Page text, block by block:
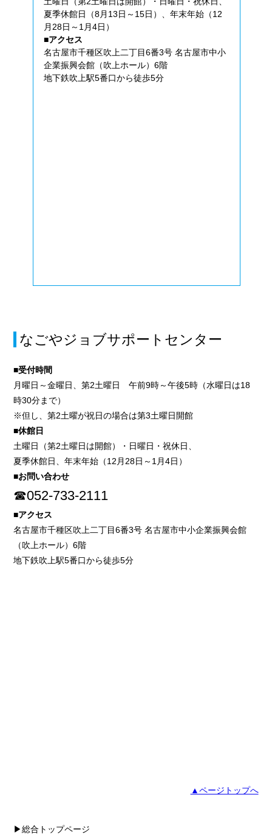
夏季休館日（8月13日～15日）、年末年始（12
月28日～1月4日）
■アクセス
名古屋市千種区吹上二丁目6番3号 名古屋市中小
企業振興会館（吹上ホール）6階
地下鉄吹上駅5番口から徒歩5分
なごやジョブサポートセンター
■受付時間
月曜日～金曜日、第2土曜日 午前9時～午後5時（水曜日は18
時30分まで）
※但し、第2土曜が祝日の場合は第3土曜日開館
■休館日
土曜日（第2土曜日は開館）・日曜日・祝休日、
夏季休館日、年末年始（12月28日～1月4日）
■お問い合わせ
☎052-733-2111
■アクセス
名古屋市千種区吹上二丁目6番3号 名古屋市中小企業振興会館
（吹上ホール）6階
地下鉄吹上駅5番口から徒歩5分
▲ページトップへ
▶総合トップページ